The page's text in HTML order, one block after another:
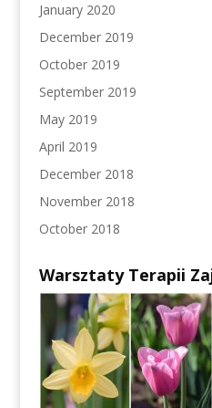
January 2020
December 2019
October 2019
September 2019
May 2019
April 2019
December 2018
November 2018
October 2018
Warsztaty Terapii